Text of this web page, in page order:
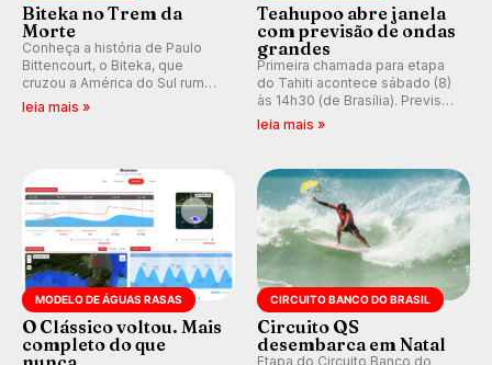
Biteka no Trem da
Morte
Conheça a história de Paulo
Bittencourt, o Biteka, que
cruzou a América do Sul rumo
ao Pacífico em uma jornada
leia mais »
Teahupoo abre janela
com previsão de ondas
grandes
Primeira chamada para etapa
do Tahiti acontece sábado (8)
às 14h30 (de Brasília). Previsão
indica swell consistente.
Kelly Slater convidado.
leia mais »
MODELO DE ÁGUAS RASAS
O Clássico voltou. Mais
completo do que
CIRCUITO BANCO DO BRASIL
Circuito QS
desembarca em Natal
Etapa do Circuito Banco do